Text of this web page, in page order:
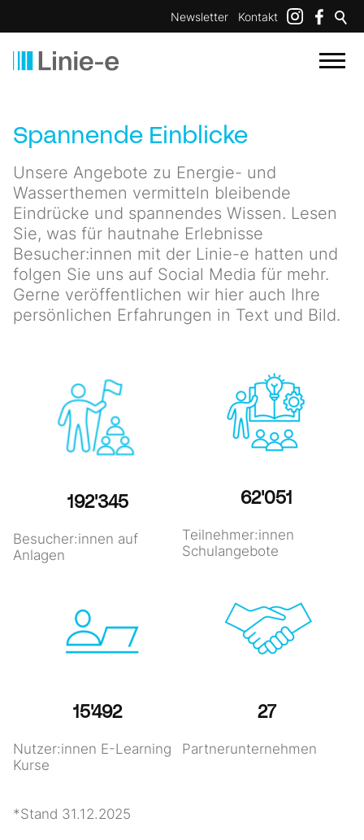
Newsletter Kontakt
Spannende Einblicke
Unsere Angebote zu Energie- und
Wasserthemen vermitteln bleibende
Eindrücke und spannendes Wissen. Lesen
Sie, was für hautnahe Erlebnisse
Besucher:innen mit der Linie-e hatten und
folgen Sie uns auf Social Media für mehr.
Gerne veröffentlichen wir hier auch Ihre
persönlichen Erfahrungen in Text und Bild.
193'896
Besucher:innen auf
Anlagen
62'551
Teilnehmer:innen
Schulangebote
15'616
Nutzer:innen E-Learning
Kurse
27
Partnerunternehmen
*Stand 31.12.2025